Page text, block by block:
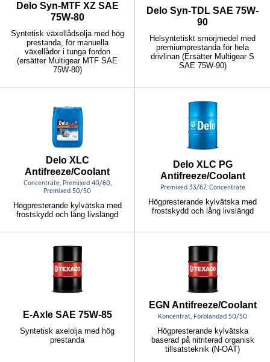
Delo Syn-MTF XZ SAE
75W-80
Syntetisk växellådsolja med hög
prestanda, för manuella
växellådor i tunga fordon
(ersätter Multigear MTF SAE
75W-80)
Delo Syn-TDL SAE 75W-
90
Helsyntetiskt smörjmedel med
premiumprestanda för hela
drivlinan (Ersätter Multigear S
SAE 75W-90)
Delo XLC
Antifreeze/Coolant
Concentrate, Premixed 40/60,
Premixed 50/50
Högpresterande kylvätska med
frostskydd och lång livslängd
Delo XLC PG
Antifreeze/Coolant
Premixed 33/67, Concentrate
Högpresterande kylvätska med
frostskydd och lång livslängd
E-Axle SAE 75W-85
Syntetisk axelolja med hög
prestanda
EGN Antifreeze/Coolant
Koncentrat, Förblandad 50/50
Högpresterande kylvätska
baserad på nitriterad organisk
tillsatsteknik (N-OAT)